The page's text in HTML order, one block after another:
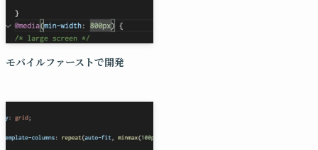
モバイルファーストで開発